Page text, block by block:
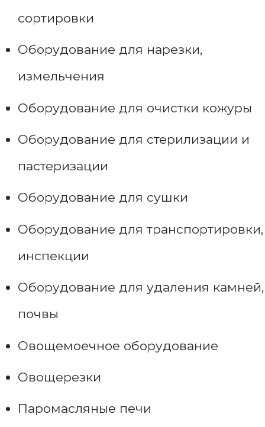
сортировки
Оборудование для нарезки,
измельчения
Оборудование для очистки кожуры
Оборудование для стерилизации и
пастеризации
Оборудование для сушки
Оборудование для транспортировки,
инспекции
Оборудование для удаления камней,
почвы
Овощемоечное оборудование
Овощерезки
Паромасляные печи